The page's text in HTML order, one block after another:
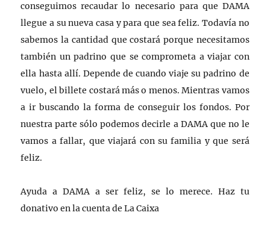
conseguimos recaudar lo necesario para que DAMA
llegue a su nueva casa y para que sea feliz. Todavía no
sabemos la cantidad que costará porque necesitamos
también un padrino que se comprometa a viajar con
ella hasta allí. Depende de cuando viaje su padrino de
vuelo, el billete costará más o menos. Mientras vamos
a ir buscando la forma de conseguir los fondos. Por
nuestra parte sólo podemos decirle a DAMA que no le
vamos a fallar, que viajará con su familia y que será
feliz.
Ayuda a DAMA a ser feliz, se lo merece. Haz tu
donativo en la cuenta de La Caixa